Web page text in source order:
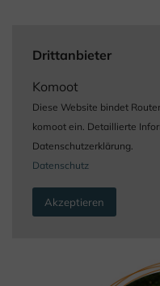
Drittanbieter
Komoot
Diese Website bindet
komoot ein. Detaillierte
Datenschutzerklärung.
Datenschutz
Akzeptieren